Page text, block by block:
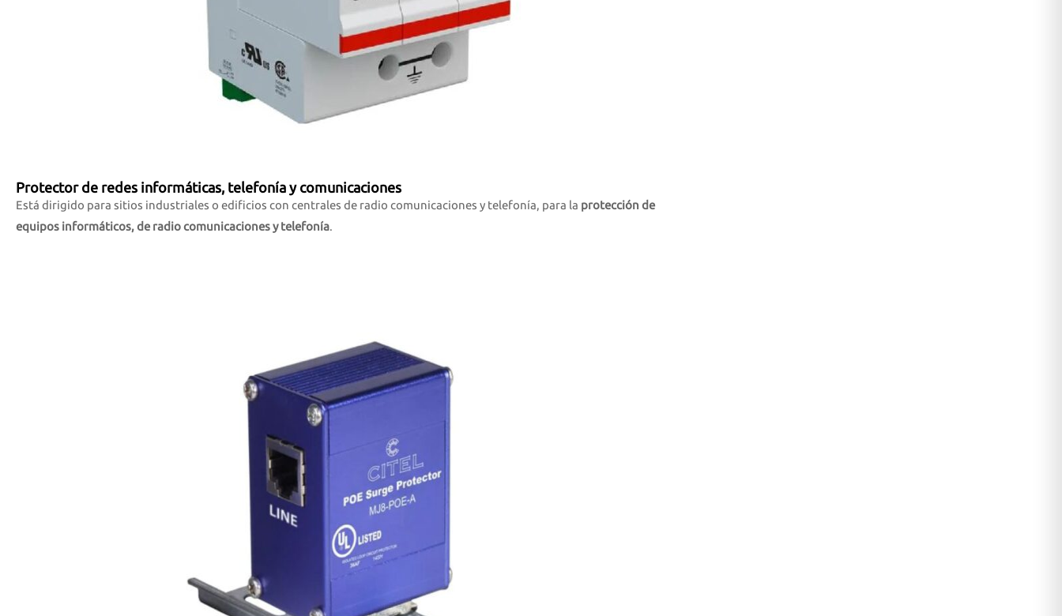
Protector de redes informáticas, telefonía y comunicaciones
Está dirigido para sitios industriales o edificios con centrales de radio comunicaciones y telefonía, para la protección de
equipos informáticos,de radio comunicaciones y telefonía.